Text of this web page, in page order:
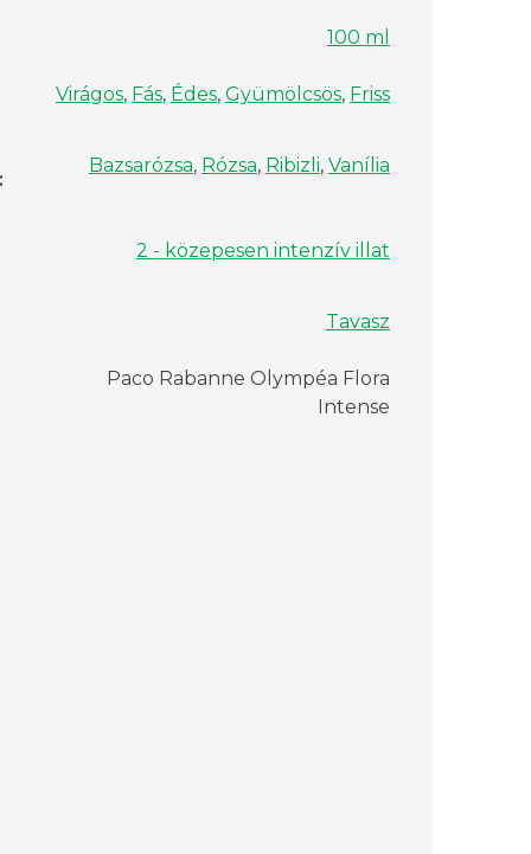
100 ml
Virágos, Fás, Édes, Gyümölcsös, Friss
:
Bazsarózsa, Rózsa, Ribizli, Vanília
2 - közepesen intenzív illat
Tavasz
Paco Rabanne Olympéa Flora
Intense